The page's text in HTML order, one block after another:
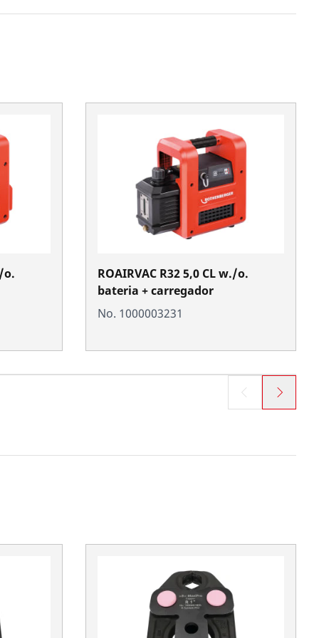
o.
ROAIRVAC R32 5,0 CL w./o.
bateria + carregador
No. 1000003231